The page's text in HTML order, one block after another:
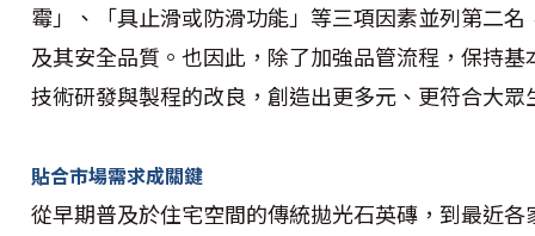
霉」、「具止滑或防滑功能」等三項因素並列第二
及其安全品質。也因此，除了加強品管流程，保持
技術研發與製程的改良，創造出更多元、更符合大
貼合市場需求成關鍵
從早期普及於住宅空間的傳統拋光石英磚，到最近